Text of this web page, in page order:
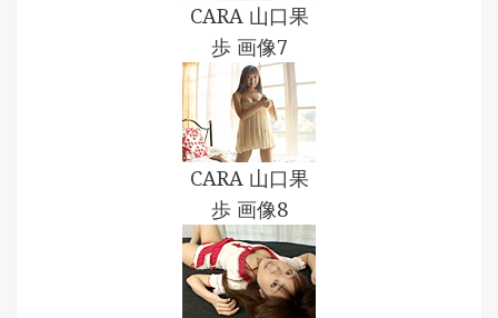
CARA 山口果
歩 画像7
CARA 山口果
歩 画像8